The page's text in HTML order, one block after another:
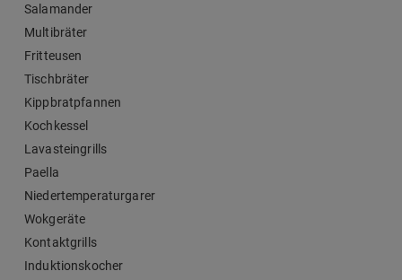
Salamander
Multibräter
Fritteusen
Tischbräter
Kippbratpfannen
Kochkessel
Lavasteingrills
Paella
Niedertemperaturgarer
Wokgeräte
Kontaktgrills
Induktionskocher